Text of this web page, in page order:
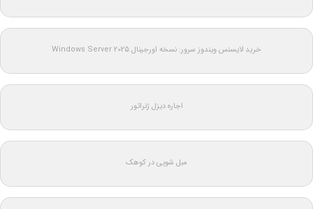
خرید لایسنس ویندوز سرور: نسخه اورجینال Windows Server 2025
اجاره دیزل ژنراتور
مبل شویی در کوهک